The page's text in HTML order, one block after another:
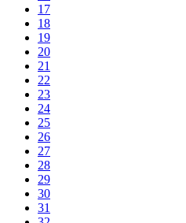
17
18
19
20
21
22
23
24
25
26
27
28
29
30
31